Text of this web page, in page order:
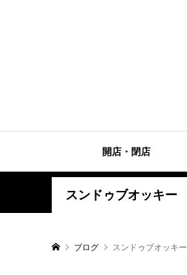
開店・閉店
スンドゥブオッキー
ブログ スンドゥブオッキー